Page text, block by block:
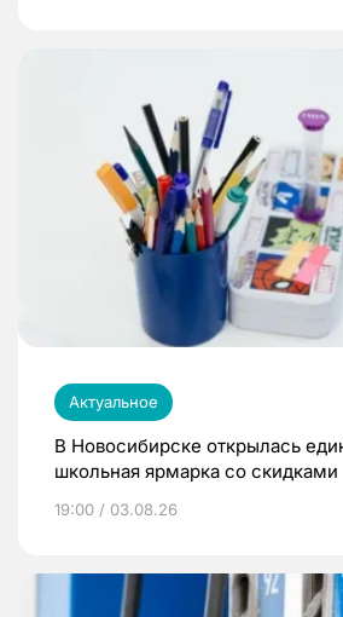
Актуальное
В Новосибирске открылась
школьная ярмарка со скидками
19:00 / 03.08.26